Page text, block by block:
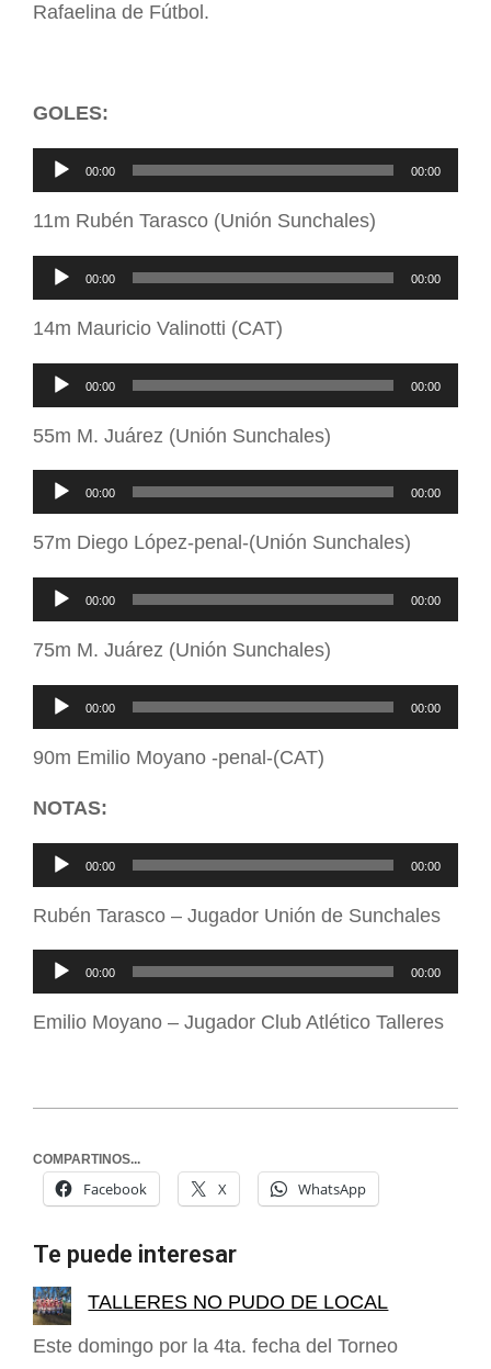
Rafaelina de Fútbol.
GOLES:
Reproductor
de
audio
00:00 00:00
11m Rubén Tarasco (Unión Sunchales)
Reproductor
de
audio
00:00 00:00
14m Mauricio Valinotti (CAT)
Reproductor
de
audio
00:00 00:00
55m M. Juárez (Unión Sunchales)
Reproductor
de
audio
00:00 00:00
57m Diego López-penal-(Unión Sunchales)
Reproductor
de
audio
00:00 00:00
75m M. Juárez (Unión Sunchales)
Reproductor
de
audio
00:00 00:00
90m Emilio Moyano -penal-(CAT)
NOTAS:
Reproductor
de
audio
00:00 00:00
Rubén Tarasco – Jugador Unión de Sunchales
Reproductor
de
audio
00:00 00:00
Emilio Moyano – Jugador Club Atlético Talleres
COMPARTINOS...
Facebook X WhatsApp
Te puede interesar
TALLERES NO PUDO DE LOCAL
Este domingo por la 4ta. fecha del Torneo